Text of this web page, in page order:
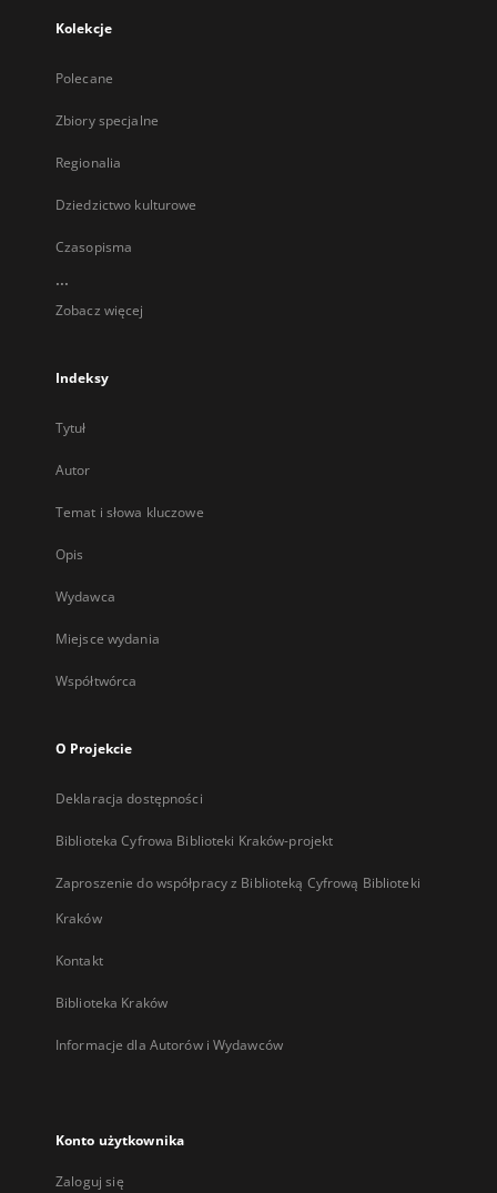
Kolekcje
Polecane
Zbiory specjalne
Regionalia
Dziedzictwo kulturowe
Czasopisma
...
Zobacz więcej
Indeksy
Tytuł
Autor
Temat i słowa kluczowe
Opis
Wydawca
Miejsce wydania
Współtwórca
O Projekcie
Deklaracja dostępności
Biblioteka Cyfrowa Biblioteki Kraków-projekt
Zaproszenie do współpracy z Biblioteką Cyfrową Biblioteki
Kraków
Kontakt
Biblioteka Kraków
Informacje dla Autorów i Wydawców
Konto użytkownika
Zaloguj się